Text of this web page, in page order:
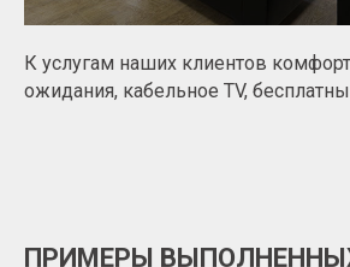
К услугам наших клиентов
ожидания, кабельное TV,
ПРИМЕРЫ